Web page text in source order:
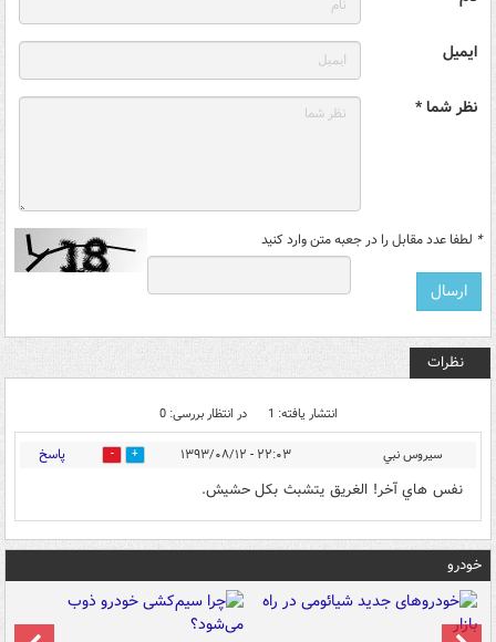
ایمیل
نظر شما *
* لطفا عدد مقابل را در جعبه متن وارد کنید
نظرات
انتشار یافته: 1 در انتظار بررسی: 0
سيروس نبي ۲۲:۰۳ - ۱۳۹۳/۰۸/۱۲ 0 پاسخ
نفس هاي آخر! الغريق يتشبث بكل حشيش.
خودرو